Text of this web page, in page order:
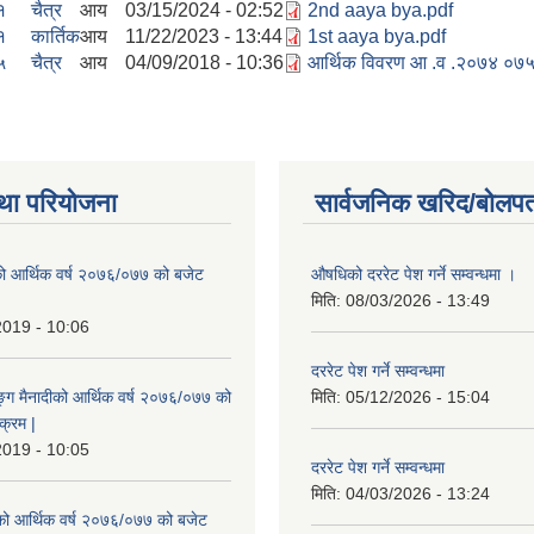
चैत्र आय 03/15/2024 - 02:52
2nd aaya bya.pdf
कार्तिकआय 11/22/2023 - 13:44
1st aaya bya.pdf
चैत्र आय 04/09/2018 - 10:36 आर्थिक विवरण आ .व .२०७४
परियोजना
आर्थिक वर्ष २०७६/०७७ को बजेट
- 10:06
मैनादीको आर्थिक वर्ष २०७६/०७७ को
|
- 10:05
आर्थिक वर्ष २०७६/०७७ को बजेट
सार्वजनिक खरिद/
औषधिको दररेट पेश गर्ने सम्वन्धमा ।
मिति: 08/03/2026 - 13:49
दररेट पेश गर्ने सम्वन्धमा
मिति: 05/12/2026 - 15:04
दररेट पेश गर्ने सम्वन्धमा
मिति: 04/03/2026 - 13:24